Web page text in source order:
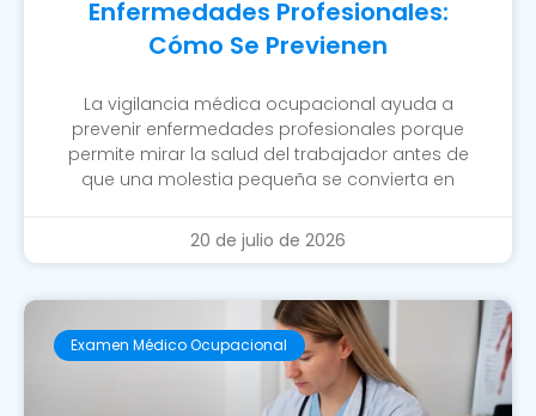
Enfermedades Profesionales:
Cómo Se Previenen
La vigilancia médica ocupacional ayuda a
prevenir enfermedades profesionales porque
permite mirar la salud del trabajador antes de
que una molestia pequeña se convierta en
20 de julio de 2026
Examen Médico Ocupacional